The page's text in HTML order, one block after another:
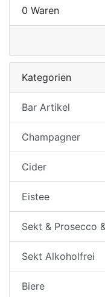
0 Waren
Kategorien
Bar Artikel
Champagner
Cider
Eistee
Sekt & Prosecco
Sekt Alkoholfrei
Biere